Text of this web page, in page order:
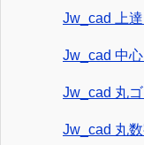
Jw_cad 上
Jw_cad 中
Jw_cad 丸
Jw_cad 丸